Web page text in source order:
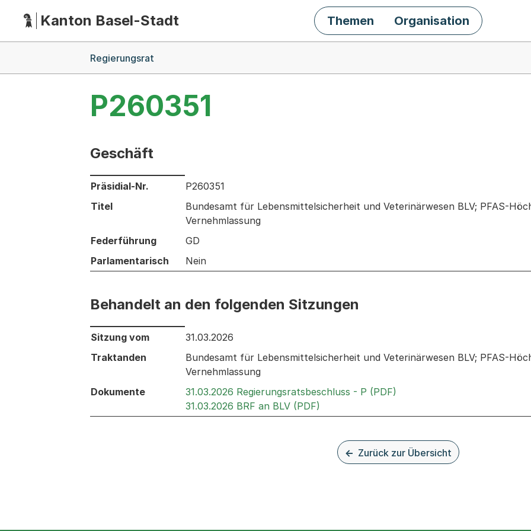
HauptnavigationKanton Basel-Stadt Themen Organisation
Regierungsrat
P260351
Geschäft
Informationen zum Ausgewählten Geschäft
Präsidial-Nr.
P260351
Titel
Bundesamt für Lebensmittelsicherheit und Veterinärwesen BLV; PFAS-
Vernehmlassung
Federführung
GD
Parlamentarisch
Nein
Behandelt an den folgenden Sitzungen
Behandelt an den folgenden Sitzungen: Informationen zu den Sitzungen zum Geschäft
Sitzung vom
31.03.2026
Traktanden
Bundesamt für Lebensmittelsicherheit und Veterinärwesen BLV; PFAS-
Vernehmlassung
Dokumente
31.03.2026 Regierungsratsbeschluss - P (PDF)
31.03.2026 BRF an BLV (PDF)
Zurück zur Übersicht